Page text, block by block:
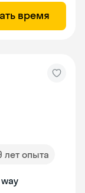
время
лет опыта